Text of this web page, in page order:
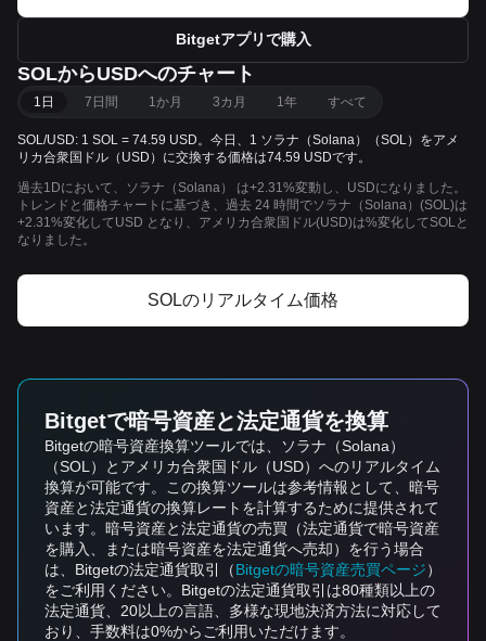
Bitgetアプリで購入
SOLからUSDへのチャート
1日 7日間 1か月 3カ月 1年 すべて
SOL/USD: 1 SOL = 74.59 USD。今日、1 ソラナ（Solana）（SOL）をアメ
リカ合衆国ドル（USD）に交換する価格は74.59 USDです。
過去1Dにおいて、ソラナ（Solana） は+2.31%変動し、USDになりました。
トレンドと価格チャートに基づき、過去 24 時間でソラナ（Solana）(SOL)は
+2.31%変化してUSD となり、アメリカ合衆国ドル(USD)は%変化してSOLと
なりました。
SOLのリアルタイム価格
Bitgetで暗号資産と法定通貨を換算
Bitgetの暗号資産換算ツールでは、ソラナ（Solana）
（SOL）とアメリカ合衆国ドル（USD）へのリアルタイム
換算が可能です。この換算ツールは参考情報として、暗号
資産と法定通貨の換算レートを計算するために提供されて
います。暗号資産と法定通貨の売買（法定通貨で暗号資産
を購入、または暗号資産を法定通貨へ売却）を行う場合
は、Bitgetの法定通貨取引（Bitgetの暗号資産売買ページ）
をご利用ください。Bitgetの法定通貨取引は80種類以上の
法定通貨、20以上の言語、多様な現地決済方法に対応して
おり、手数料は0%からご利用いただけます。